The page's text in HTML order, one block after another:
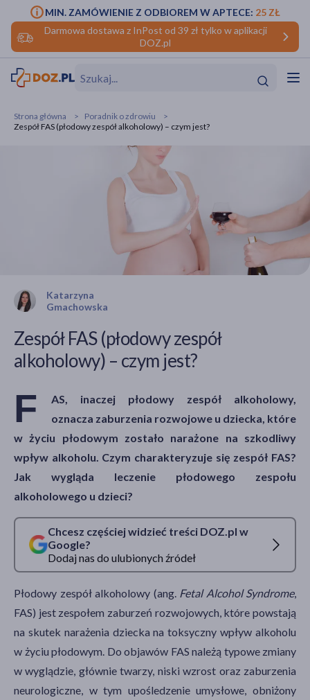
Darmowa dostawa z InPost od 39 zł tylko w aplikacji
DOZ.pl
MIN. ZAMÓWIENIE Z ODBIOREM W APTECE: 25 ZŁ
Hit
Strona główna
Poradnik o zdrowiu
Zespół FAS (płodowy zespół alkoholowy) – czym jest?
Katarzyna
Gmachowska
Zespół FAS (płodowy zespół
alkoholowy) – czym jest?
F
AS, inaczej płodowy zespół alkoholowy,
oznacza zaburzenia rozwojowe u dziecka, które
w życiu płodowym zostało narażone na szkodliwy
wpływ alkoholu. Czym charakteryzuje się zespół FAS?
Jak wygląda leczenie płodowego zespołu
alkoholowego u dzieci?
Chcesz częściej widzieć treści DOZ.pl w
Google?
Dodaj nas do ulubionych źródeł
Płodowy zespół alkoholowy (ang. Fetal Alcohol Syndrome,
FAS) jest zespołem zaburzeń rozwojowych, które powstają
na skutek narażenia dziecka na toksyczny wpływ alkoholu
w życiu płodowym. Do objawów FAS należą typowe zmiany
w wyglądzie, głównie twarzy, niski wzrost oraz zaburzenia
neurologiczne, w tym upośledzenie umysłowe, obniżony